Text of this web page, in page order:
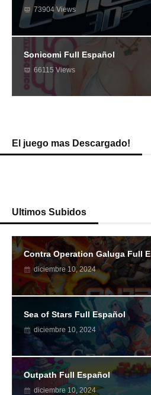
73904 Views
Sonicomi Full Español
66115 Views
El juego mas Descargado!
Ultimos Subidos
Contra Operation Galuga Full
diciembre 10, 2024
Sea of Stars Full Español
diciembre 10, 2024
Outpath Full Español
diciembre 10, 2024